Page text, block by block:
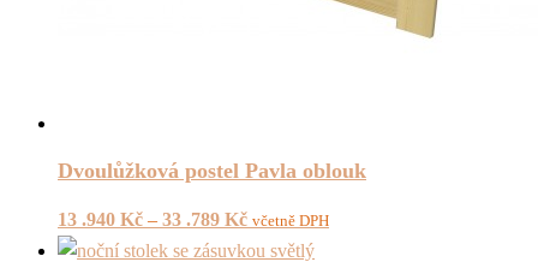
Dvoulůžková postel Pavla oblouk
13 .940 Kč – 33 .789 Kč včetně DPH